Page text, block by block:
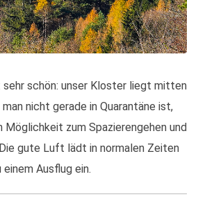
schön: unser Kloster liegt mitten
nicht gerade in Quarantäne ist,
Möglichkeit zum Spazierengehen und
gute Luft lädt in normalen Zeiten
Ausflug ein.